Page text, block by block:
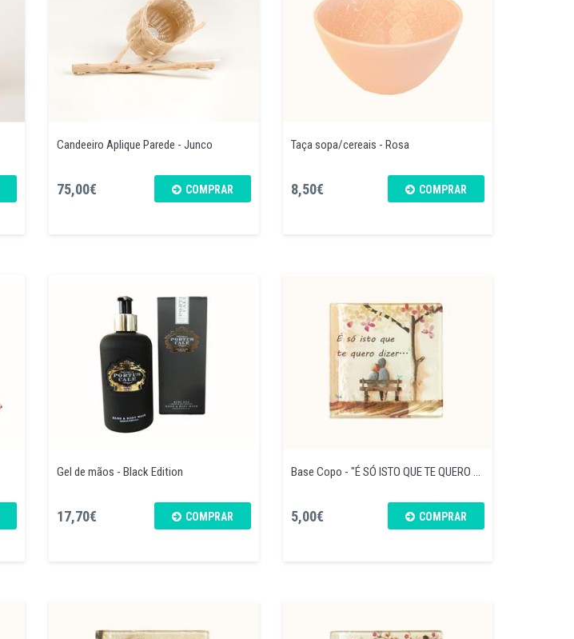
Candeeiro Aplique Parede - Junco
75,00€ COMPRAR
Taça sopa/cereais - Rosa
8,50€ COMPRAR
Gel de mãos - Black Edition
17,70€ COMPRAR
Base Copo - "É SÓ ISTO QUE TE QUERO ...
5,00€ COMPRAR